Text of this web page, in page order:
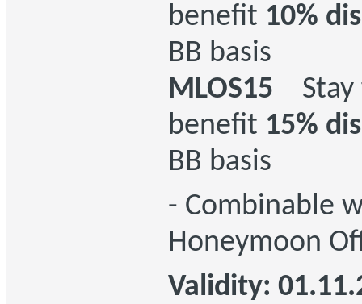
benefit 10%
BB basis
MLOS15
Stay
benefit 15%
BB basis
- Combinable
Honeymoon
Validity: